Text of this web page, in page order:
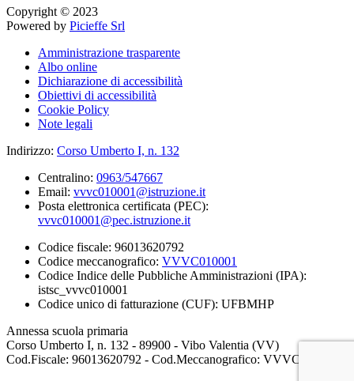
Copyright © 2023
Powered by Picieffe Srl
Amministrazione trasparente
Albo online
Dichiarazione di accessibilità
Obiettivi di accessibilità
Cookie Policy
Note legali
Indirizzo: Corso Umberto I, n. 132
Centralino: 0963/547667
Email: vvvc010001@istruzione.it
Posta elettronica certificata (PEC):
vvvc010001@pec.istruzione.it
Codice fiscale: 96013620792
Codice meccanografico: VVVC010001
Codice Indice delle Pubbliche Amministrazioni (IPA):
istsc_vvvc010001
Codice unico di fatturazione (CUF): UFBMHP
Annessa scuola primaria
Corso Umberto I, n. 132 - 89900 - Vibo Valentia (VV)
Cod.Fiscale: 96013620792 - Cod.Meccanografico: VVVC010001